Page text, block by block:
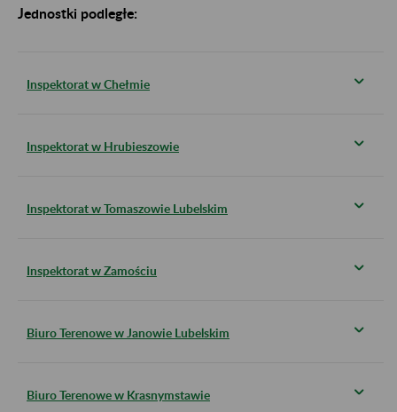
Jednostki podległe:
Inspektorat w Chełmie
Inspektorat w Hrubieszowie
Inspektorat w Tomaszowie Lubelskim
Inspektorat w Zamościu
Biuro Terenowe w Janowie Lubelskim
Biuro Terenowe w Krasnymstawie